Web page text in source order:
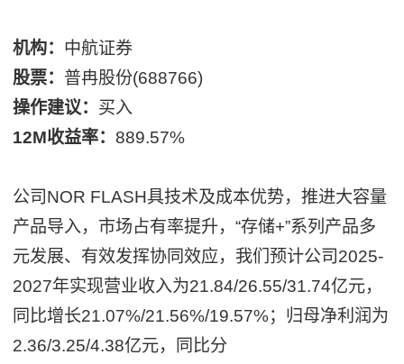
机构： 中航证券
股票： 普冉股份(688766)
操作建议： 买入
12M收益率：889.57%
公司NOR FLASH具技术及成本优势，推进大容量
产品导入，市场占有率提升，“存储+”系列产品多
元发展、有效发挥协同效应，我们预计公司2025-
2027年实现营业收入为21.84/26.55/31.74亿元，
同比增长21.07%/21.56%/19.57%；归母净利润为
2.36/3.25/4.38亿元，同比分